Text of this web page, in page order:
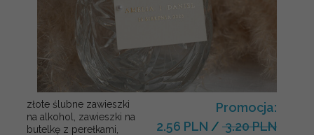
złote ślubne zawieszki
na alkohol, zawieszki na
butelkę z perełkami,
Promocja:
2.56 PLN / 3.20 PLN